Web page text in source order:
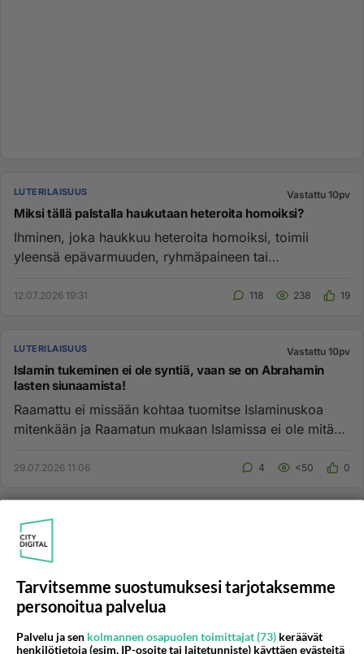
LUTERILAISUUS Vastattu 10pv
Miksi tällä palstalla haukutaan heteroita homoiksi?
Ihminen, joka haukkuu heteroita homoiksi, toimii
yleensä epävarmuuden, ryhmäpaineen tai
12.07.2026 19:31 118 238 19
LUTERILAISUUS Vastattu 10pv
Islamin tukeminen ei ole syntiä, vaan se on Abrahamin
lasten siunaamista!
Raamattu ei missään kohtaa tuomitse Islaminuskoa
mitenkään ja Raamatun mukaan Islamissa ei ole mitään
29.07.2026 11:06 4 <50 0
LUTERILAISUUS
Ollaanko taivaassa millaisessa olomuodossa?
Luonnollisestikkaan ei liharuumista vaan jonkinlaisia
valo-olentoja. Puhuminen ja syöminen ei tietenkään
onnistu kun ei ...
Tarvitsemme suostumuksesi tarjotaksemme
personoitua palvelua
Palvelu ja sen kolmannen osapuolen toimittajat (73) keräävät
henkilötietoja (esim. IP-osoite tai laitetunniste) käyttäen evästeitä